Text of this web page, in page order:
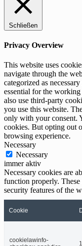
Schließen
Privacy Overview
This website uses
navigate through the
categorized as
essential for the
also use third-party
you use this website.
only with your consent.
cookies. But opting out
browsing experience.
Necessary
Necessary
immer aktiv
Necessary cookies are
function properly. These
security features of the
Cookie
cookielawinfo-